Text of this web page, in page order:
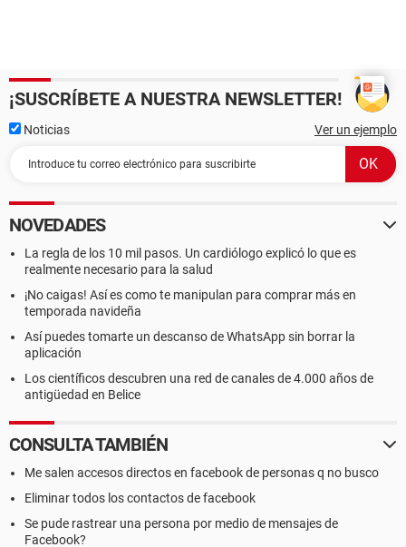
¡SUSCRÍBETE A NUESTRA NEWSLETTER!
Noticias Ver un ejemplo
NOVEDADES
La regla de los 10 mil pasos. Un cardiólogo explicó lo que es
realmente necesario para la salud
¡No caigas! Así es como te manipulan para comprar más en
temporada navideña
Así puedes tomarte un descanso de WhatsApp sin borrar la
aplicación
Los científicos descubren una red de canales de 4.000 años de
antigüedad en Belice
CONSULTA TAMBIÉN
Me salen accesos directos en facebook de personas q no busco
Eliminar todos los contactos de facebook
Se pude rastrear una persona por medio de mensajes de
Facebook?